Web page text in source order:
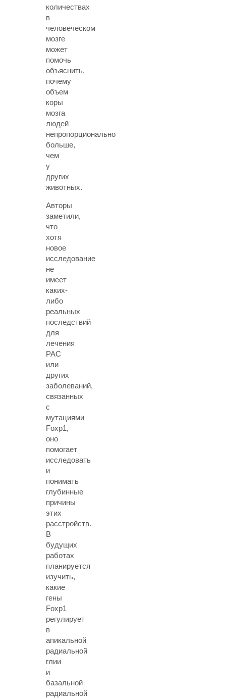
количествах
в
человеческом
мозге
может
помочь
объяснить,
почему
объем
коры
мозга
людей
непропорционально
больше,
чем
у
других
животных.
Авторы
заметили,
что
хотя
новое
исследование
не
имеет
каких-
либо
реальных
последствий
для
лечения
РАС
или
других
заболеваний,
связанных
с
мутациями
Foxp1,
оно
помогает
исследовать
и
понимать
глубинные
причины
этих
расстройств.
В
будущих
работах
планируется
изучить,
какие
гены
Foxp1
регулирует
в
апикальной
радиальной
глии
и
базальной
радиальной